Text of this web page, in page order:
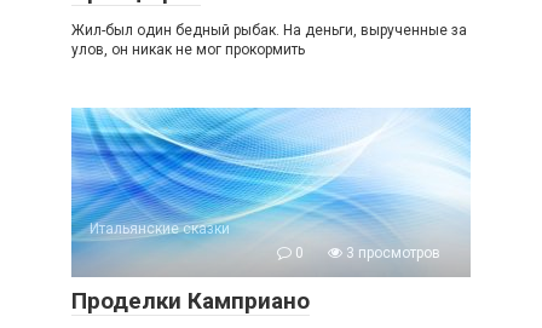
Жил-был один бедный рыбак. На деньги, вырученные за
улов, он никак не мог прокормить
Итальянские сказки
0
3 просмотров
Проделки Камприано